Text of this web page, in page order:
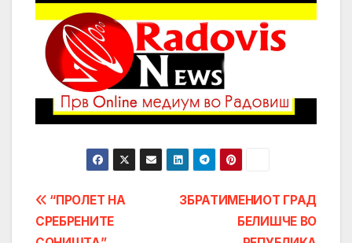
Post
ЗБРАТИМЕНИОТ ГРАД
БЕЛИШЧЕ ВО
“ПРОЛЕТ НА
СРЕБРЕНИТЕ